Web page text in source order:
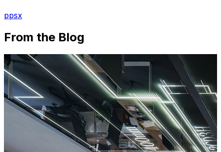
ppsx
From the Blog